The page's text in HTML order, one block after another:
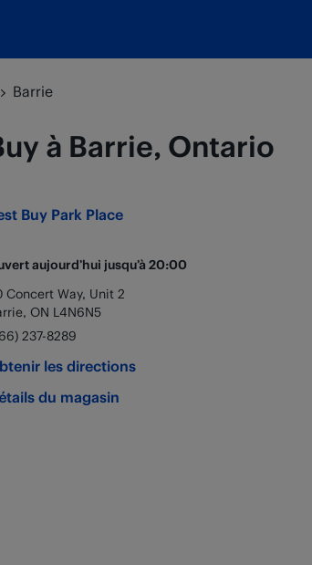
Barrie
à Barrie, Ontario
Buy Park Place
aujourd’hui jusqu’à 20:00
Concert Way, Unit 2
, ON L4N6N5
237-8289
les directions
du magasin